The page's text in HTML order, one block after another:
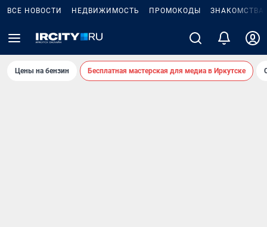
ВСЕ НОВОСТИ НЕДВИЖИМОСТЬ ПРОМОКОДЫ ЗНАКОМСТВА
Цены на бензин Бесплатная мастерская для медиа в Иркутске